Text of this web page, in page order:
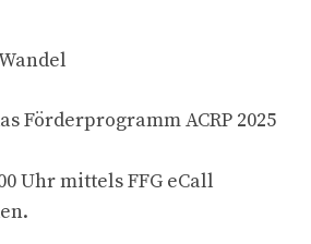
Förderprogramm ACRP 2025
Uhr mittels FFG eCall